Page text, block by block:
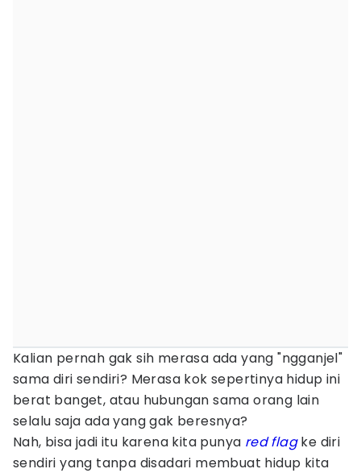
Kalian pernah gak sih merasa ada yang "ngganjel"
sama diri sendiri? Merasa kok sepertinya hidup ini
berat banget, atau hubungan sama orang lain
selalu saja ada yang gak beresnya?
Nah, bisa jadi itu karena kita punya red flagke diri
sendiri yang tanpa disadari membuat hidup kita